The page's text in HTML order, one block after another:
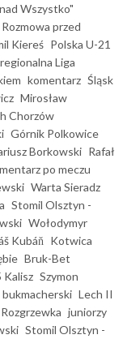
Wszystko"
Rozmowa przed
Kiereś Polska U-21
Liga
komentarz Śląsk
Mirosław
Chorzów
Górnik Polkowice
Borkowski Rafał
po meczu
Warta Sieradz
Stomil Olsztyn -
Wołodymyr
Kubáň Kotwica
Bruk-Bet
Kalisz Szymon
bukmacherski Lech II
Rozgrzewka juniorzy
Stomil Olsztyn -